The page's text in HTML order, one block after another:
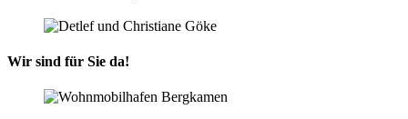
Wir sind für Sie da!